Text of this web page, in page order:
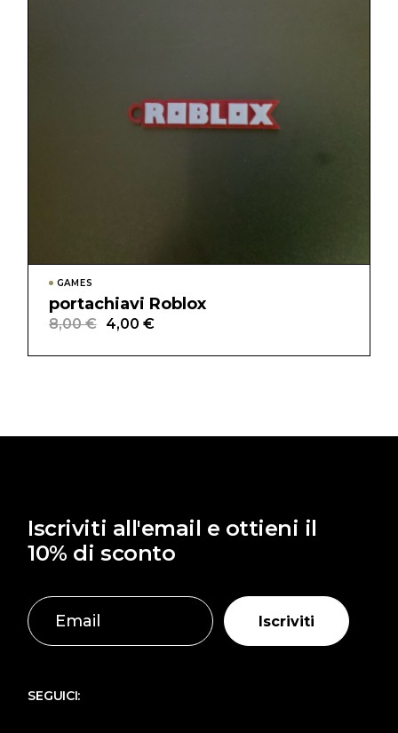
GAMES
portachiavi Roblox
8,00€
Il
originale
4,00 €
Il
attuale
Iscriviti all'email e ottieni il
10% di sconto
Iscriviti
SEGUICI: